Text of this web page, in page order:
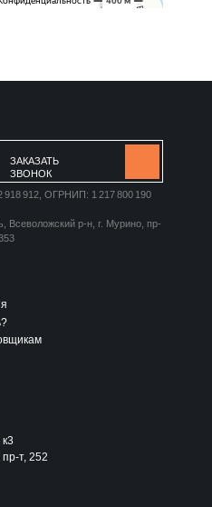
т, 252
ЗАКАЗАТЬ
ЗВОНОК
912, ОГРНИП: 1 217 800 190
Всеволожский р-н, г. Мурино, пр-